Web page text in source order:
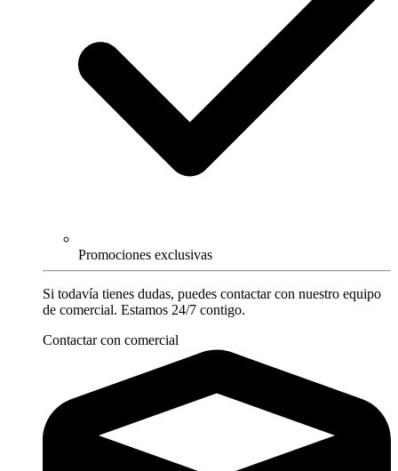
Promociones exclusivas
Si todavía tienes dudas, puedes contactar con nuestro equipo
de comercial. Estamos 24/7 contigo.
Contactar con comercial